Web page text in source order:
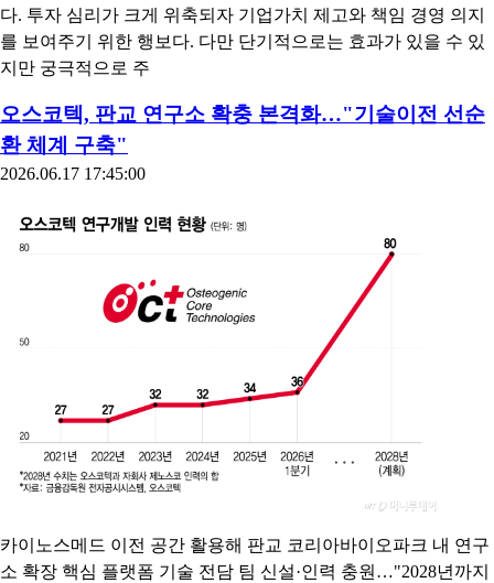
다. 투자 심리가 크게 위축되자 기업가치 제고와 책임 경영 의지
를 보여주기 위한 행보다. 다만 단기적으로는 효과가 있을 수 있
지만 궁극적으로 주
오스코텍, 판교 연구소 확충 본격화…"기술이전 선순
환 체계 구축"
2026.06.17 17:45:00
카이노스메드 이전 공간 활용해 판교 코리아바이오파크 내 연구
소 확장 핵심 플랫폼 기술 전담 팀 신설·인력 충원…"2028년까지